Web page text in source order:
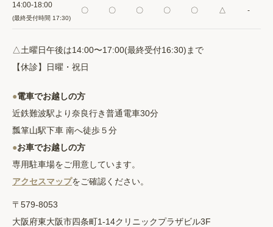
14:00-18:00
(最終受付時間 17:30)
〇 〇 〇 〇 〇 △ -
△土曜日午後は14:00〜17:00(最終受付16:30)まで
【休診】日曜・祝日
●電車でお越しの方
近鉄難波駅より奈良行き普通電車30分
瓢箪山駅下車 南へ徒歩５分
●お車でお越しの方
専用駐車場をご用意しています。
アクセスマップをご確認ください。
〒579-8053
大阪府東大阪市四条町1-14クリニックプラザビル3F